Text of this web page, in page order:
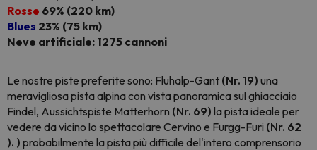
Rosse 69% (220 km)
Blues 23% (75 km)
Neve artificiale: 1275 cannoni
Le nostre piste preferite sono: Fluhalp-Gant (Nr. 19) una
meravigliosa pista alpina con vista panoramica sul ghiacciaio
Findel, Aussichtspiste Matterhorn (Nr. 69) la pista ideale per
vedere da vicino lo spettacolare Cervino e Furgg-Furi (Nr. 62
). ) probabilmente la pista più difficile del'intero comprensorio